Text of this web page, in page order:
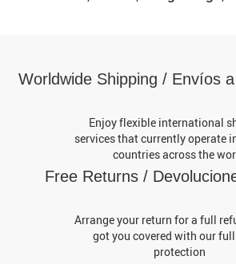
Worldwide Shipping / Envíos
Enjoy flexible international
services that currently operate
countries across the
Free Returns /
Arrange your return for a full
got you covered with our
protection